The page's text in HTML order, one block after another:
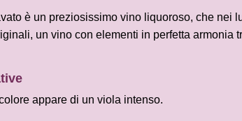
è un preziosissimo vino liquoroso, che nei
un vino con elementi in perfetta armonia
appare di un viola intenso.